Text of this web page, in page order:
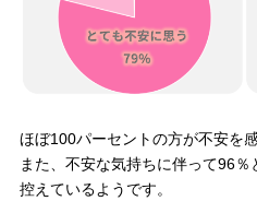
ほぼ100パーセントの方が不安を
また、不安な気持ちに伴って96
控えているようです。